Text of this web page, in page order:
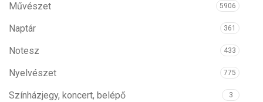
Művészet 5906
Naptár 361
Notesz 433
Nyelvészet 775
Színházjegy, koncert, belépő 3